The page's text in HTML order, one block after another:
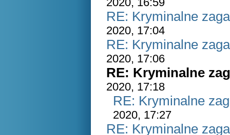
RE: Kryminalne
2020, 17:04
RE: Kryminalne
2020, 17:06
RE: Kryminalne
2020, 17:18
RE: Kryminalne
2020, 17:27
RE: Kryminalne